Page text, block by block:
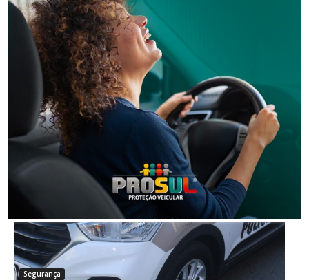
Operação da Polícia Civil resulta na prisão de três
pessoas em Orleans
Segurança